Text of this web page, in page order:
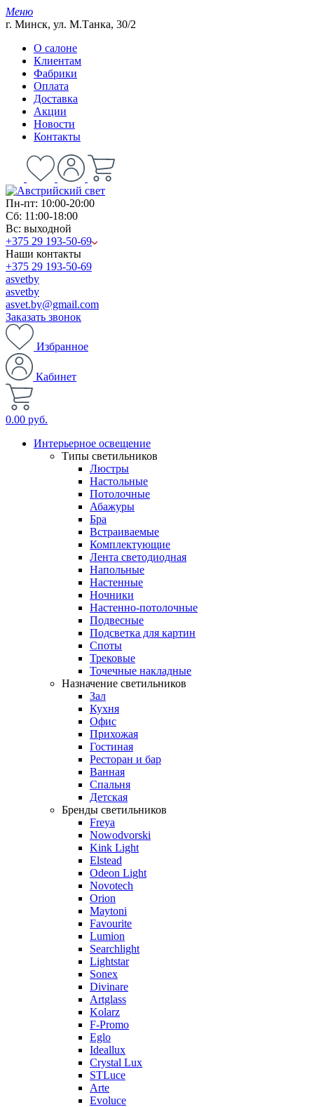
Меню
г. Минск, ул. М.Танка, 30/2
О салоне
Клиентам
Фабрики
Оплата
Доставка
Акции
Новости
Контакты
Пн-пт: 10:00-20:00
Сб: 11:00-18:00
Вс: выходной
+375 29 193-50-69
Наши контакты
+375 29 193-50-69
asvetby
asvetby
asvet.by@gmail.com
Заказать звонок
Избранное
Кабинет
0.00 руб.
Интерьерное освещение
Типы светильников
Люстры
Настольные
Потолочные
Абажуры
Бра
Встраиваемые
Комплектующие
Лента светодиодная
Напольные
Настенные
Ночники
Настенно-потолочные
Подвесные
Подсветка для картин
Споты
Трековые
Точечные накладные
Назначение светильников
Зал
Кухня
Офис
Прихожая
Гостиная
Ресторан и бар
Ванная
Спальня
Детская
Бренды светильников
Freya
Nowodvorski
Kink Light
Elstead
Odeon Light
Novotech
Orion
Maytoni
Favourite
Lumion
Searchlight
Lightstar
Sonex
Divinare
Artglass
Kolarz
F-Promo
Eglo
Ideallux
Crystal Lux
STLuce
Arte
Evoluce